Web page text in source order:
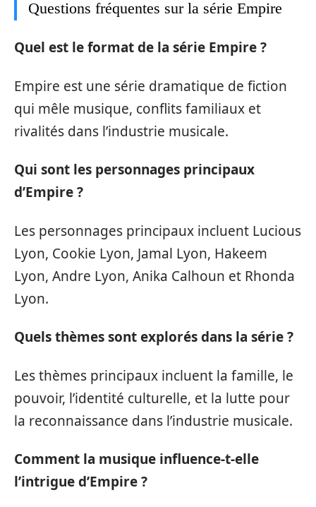
Questions fréquentes sur la série Empire
Quel est le format de la série Empire ?
Empire est une série dramatique de fiction
qui mêle musique, conflits familiaux et
rivalités dans l’industrie musicale.
Qui sont les personnages principaux
d’Empire ?
Les personnages principaux incluent Lucious
Lyon, Cookie Lyon, Jamal Lyon, Hakeem
Lyon, Andre Lyon, Anika Calhoun et Rhonda
Lyon.
Quels thèmes sont explorés dans la série ?
Les thèmes principaux incluent la famille, le
pouvoir, l’identité culturelle, et la lutte pour
la reconnaissance dans l’industrie musicale.
Comment la musique influence-t-elle
l’intrigue d’Empire ?